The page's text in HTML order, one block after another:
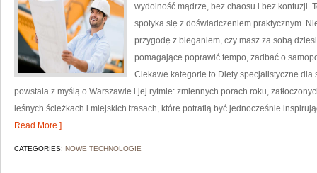
wydolność mądrze, bez chaosu i bez kontuzji.
spotyka się z doświadczeniem praktycznym.
przygodę z bieganiem, czy masz za sobą
pomagające poprawić tempo, zadbać o
Ciekawe kategorie to Diety specjalistyczne
powstała z myślą o Warszawie i jej rytmie: zmiennych porach roku,
leśnych ścieżkach i miejskich trasach, które potrafią być jednocześnie
Read More ]
CATEGORIES: NOWE TECHNOLOGIE